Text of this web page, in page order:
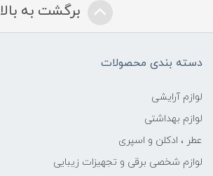
برگشت به بالا
دسته بندی محصولات
لوازم آرایشی
لوازم بهداشتی
عطر ، ادکلن و اسپری
لوازم شخصی برقی و تجهیزات زیبایی